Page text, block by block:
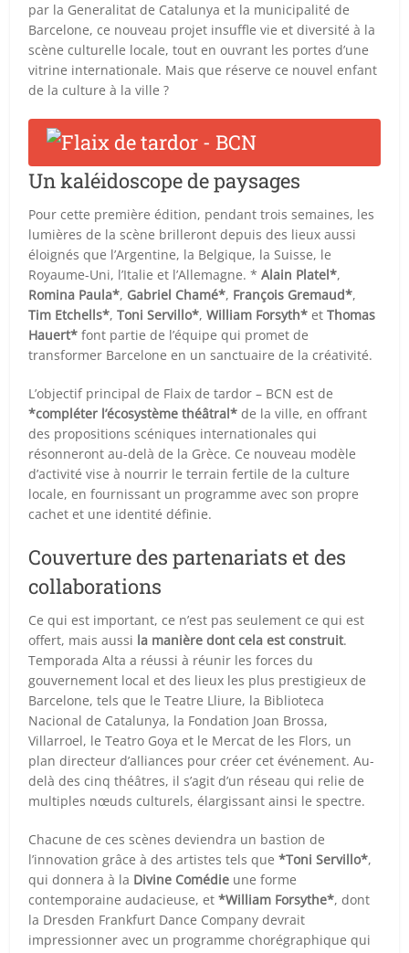
par la Generalitat de Catalunya et la municipalité de
Barcelone, ce nouveau projet insuffle vie et diversité à la
scène culturelle locale, tout en ouvrant les portes d’une
vitrine internationale. Mais que réserve ce nouvel enfant
de la culture à la ville ?
Un kaléidoscope de paysages
Pour cette première édition, pendant trois semaines, les
lumières de la scène brilleront depuis des lieux aussi
éloignés que l’Argentine, la Belgique, la Suisse, le
Royaume-Uni, l’Italie et l’Allemagne. *Alain Platel*,
Romina Paula*, Gabriel Chamé*, François Gremaud*,
Tim Etchells*,Toni Servillo*,William Forsyth* etThomas
Hauert* font partie de l’équipe qui promet de
transformer Barcelone en un sanctuaire de la créativité.
L’objectif principal de Flaix de tardor – BCN est de
*compléter l’écosystème théâtral* de la ville, en offrant
des propositions scéniques internationales qui
résonneront au-delà de la Grèce. Ce nouveau modèle
d’activité vise à nourrir le terrain fertile de la culture
locale, en fournissant un programme avec son propre
cachet et une identité définie.
Couverture des partenariats et des
collaborations
Ce qui est important, ce n’est pas seulement ce qui est
offert, mais aussi la manière dont cela est construit.
Temporada Alta a réussi à réunir les forces du
gouvernement local et des lieux les plus prestigieux de
Barcelone, tels que le Teatre Lliure, la Biblioteca
Nacional de Catalunya, la Fondation Joan Brossa,
Villarroel, le Teatro Goya et le Mercat de les Flors, un
plan directeur d’alliances pour créer cet événement. Au-
delà des cinq théâtres, il s’agit d’un réseau qui relie de
multiples nœuds culturels, élargissant ainsi le spectre.
Chacune de ces scènes deviendra un bastion de
l’innovation grâce à des artistes tels que*Toni Servillo*,
qui donnera à la Divine Comédie une forme
contemporaine audacieuse, et*William Forsythe*, dont
la Dresden Frankfurt Dance Company devrait
impressionner avec un programme chorégraphique qui